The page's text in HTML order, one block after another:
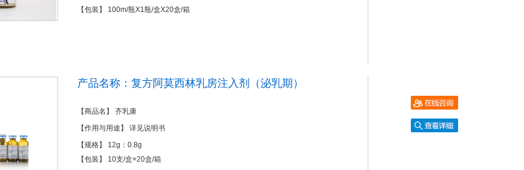
【包装】 100m/瓶X1瓶/盒X20盒/箱
产品名称：复方阿莫西林乳房注入剂（泌乳期）
【商品名】 齐乳康
【作用与用途】 详见说明书
【规格】 12g：0.8g
【包装】 10支/盒×20盒/箱